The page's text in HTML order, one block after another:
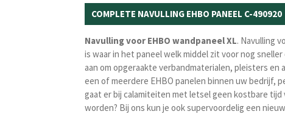
COMPLETE NAVULLING EHBO PANEEL C-490920
Navulling voor EHBO wandpaneel XL. Navulling
is waar in het paneel welk middel zit voor nog
aan om opgeraakte verbandmaterialen, pleisters
een of meerdere EHBO panelen binnen uw bedrijf,
gaat er bij calamiteiten met letsel geen kostbare
worden? Bij ons kun je ook supervoordelig een